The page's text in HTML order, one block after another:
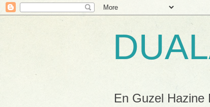
En Guzel Hazine